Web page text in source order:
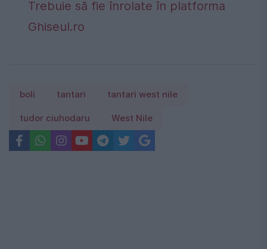
Trebuie să fie înrolate în platforma
Ghiseul.ro
boli tantari tantari west nile
tudor ciuhodaru West Nile